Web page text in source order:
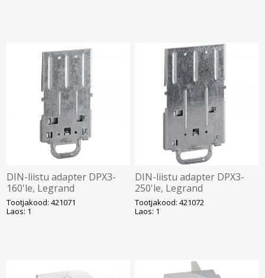
DIN-liistu adapter DPX3-
160'le, Legrand
Tootjakood: 421071
Laos: 1
DIN-liistu adapter DPX3-
250'le, Legrand
Tootjakood: 421072
Laos: 1